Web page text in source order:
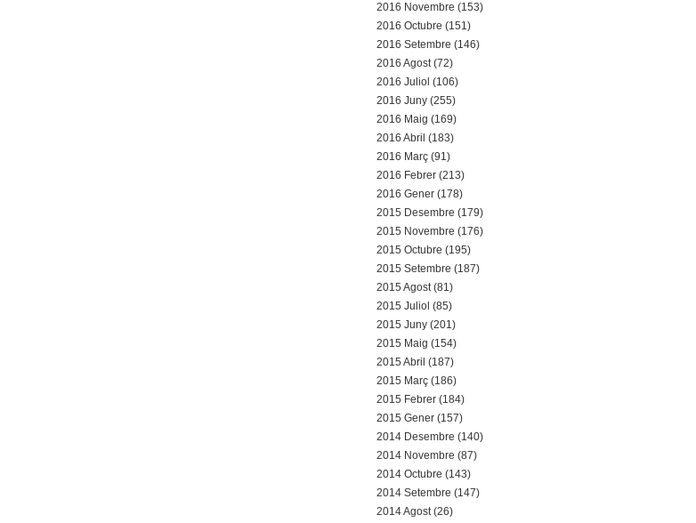
2016 Novembre (153)
2016 Octubre (151)
2016 Setembre (146)
2016 Agost (72)
2016 Juliol (106)
2016 Juny (255)
2016 Maig (169)
2016 Abril (183)
2016 Març (91)
2016 Febrer (213)
2016 Gener (178)
2015 Desembre (179)
2015 Novembre (176)
2015 Octubre (195)
2015 Setembre (187)
2015 Agost (81)
2015 Juliol (85)
2015 Juny (201)
2015 Maig (154)
2015 Abril (187)
2015 Març (186)
2015 Febrer (184)
2015 Gener (157)
2014 Desembre (140)
2014 Novembre (87)
2014 Octubre (143)
2014 Setembre (147)
2014 Agost (26)